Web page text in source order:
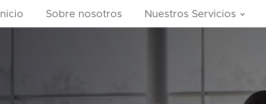
Inicio Sobre nosotros Nuestros Servicios